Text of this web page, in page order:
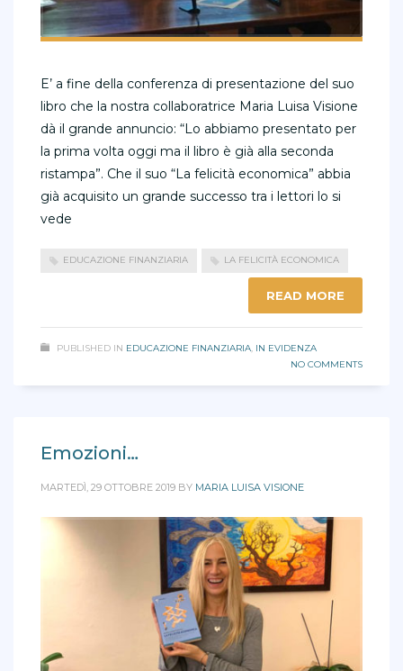
E’ a fine della conferenza di presentazione del suo
libro che la nostra collaboratrice Maria Luisa Visione
dà il grande annuncio: “Lo abbiamo presentato per
la prima volta oggi ma il libro è già alla seconda
ristampa”. Che il suo “La felicità economica” abbia
già acquisito un grande successo tra i lettori lo si
vede
EDUCAZIONE FINANZIARIA LA FELICITÀ ECONOMICA
READ MORE
PUBLISHED IN EDUCAZIONE FINANZIARIA, IN EVIDENZA
NO COMMENTS
Emozioni…
MARTEDÌ, 29 OTTOBRE 2019 BY MARIA LUISA VISIONE